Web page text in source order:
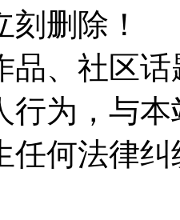
刻删除！
品、社区
行为，与
任何法律